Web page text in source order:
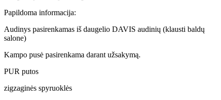
Papildoma informacija:
Audinys pasirenkamas iš daugelio DAVIS audinių (klausti baldų
salone)
Kampo pusė pasirenkama darant užsakymą.
PUR putos
zigzaginės spyruoklės